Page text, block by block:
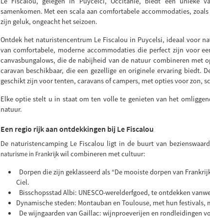
samenkomen. Met een scala aan comfortabele accommodaties,
zijn geluk, ongeacht het seizoen.
Ontdek het naturistencentrum Le Fiscalou in Puycelsi, ideaal voor
van comfortabele, moderne accommodaties die perfect zijn voor
canvasbungalows, die de nabijheid van de natuur combineren
caravan beschikbaar, die een gezellige en originele ervaring biedt.
geschikt zijn voor tenten, caravans of campers, met opties voor zon,
Elke optie stelt u in staat om ten volle te genieten van het
natuur.
Een regio rijk aan ontdekkingen bij Le Fiscalou
De naturistencamping Le Fiscalou ligt in de buurt van
naturisme in Frankrijkwil combineren met cultuur:
Dorpen die zijn geklasseerd als “De mooiste dorpen van
Ciel.
Bisschopsstad Albi: UNESCO-werelderfgoed, te ontdekken
Dynamische steden: Montauban en Toulouse, met hun
De wijngaarden van Gaillac: wijnproeverijen en rondleidingen